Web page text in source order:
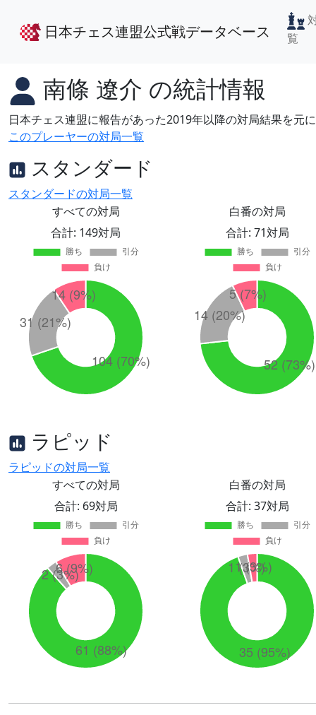
日本チェス連盟公式戦データベース
覧
南條 遼介 の統計情報
日本チェス連盟に報告があった2019年以降の対局結果を元
このプレーヤーの対局一覧
スタンダード
スタンダードの対局一覧
すべての対局
合計: 149対局
白番の対局
合計: 71対局
ラピッド
ラピッドの対局一覧
すべての対局
合計: 69対局
白番の対局
合計: 37対局